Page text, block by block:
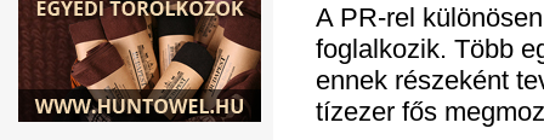
A PR-rel
foglalkozik. Több
ennek részeként
tízezer fős